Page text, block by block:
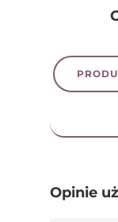
Opinie